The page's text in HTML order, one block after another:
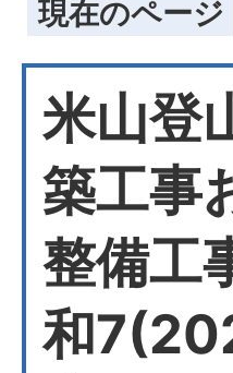
現在のページ
米山登
築工事
整備工
和